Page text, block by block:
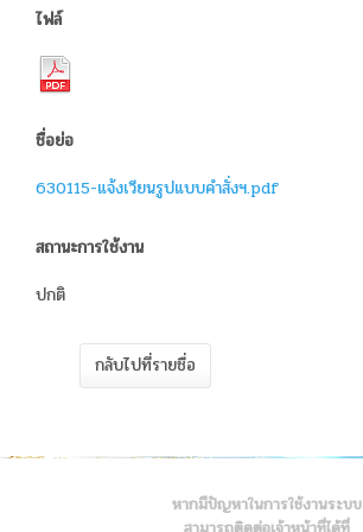
ไฟล์
ชื่อย่อ
630115-แจ้งเวียนรูปแบบคำสั่งฯ.pdf
สถานะการใช้งาน
ปกติ
กลับไปที่รายชื่อ
หากมีปัญหาในการใช้งานระบบ